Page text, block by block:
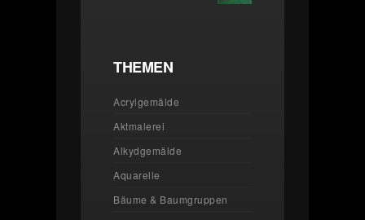
THEMEN
Acrylgemälde
Aktmalerei
Alkydgemälde
Aquarelle
Bäume & Baumgruppen